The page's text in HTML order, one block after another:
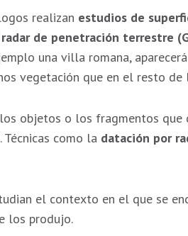
realizan estudios de
radar de penetración terrestre
una villa romana,
vegetación que en el resto de
los objetos o los fragmentos
como la datación por
el contexto en el que se
los produjo.